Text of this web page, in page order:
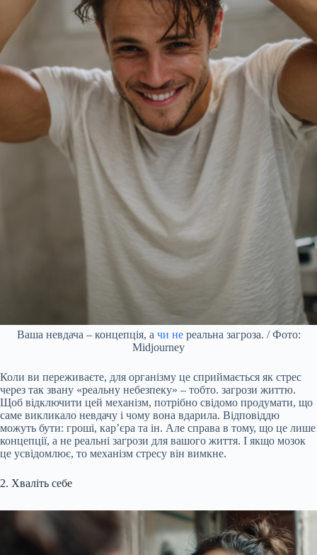
Ваша невдача – концепція, а чи нереальна загроза. / Фото:
Midjourney
Коли ви переживаєте, для організму це сприймається як стрес
через так звану «реальну небезпеку» – тобто. загрози життю.
Щоб відключити цей механізм, потрібно свідомо продумати, що
саме викликало невдачу і чому вона вдарила. Відповіддю
можуть бути: гроші, кар’єра та ін. Але справа в тому, що це лише
концепції, а не реальні загрози для вашого життя. І якщо мозок
це усвідомлює, то механізм стресу він вимкне.
2. Хваліть себе